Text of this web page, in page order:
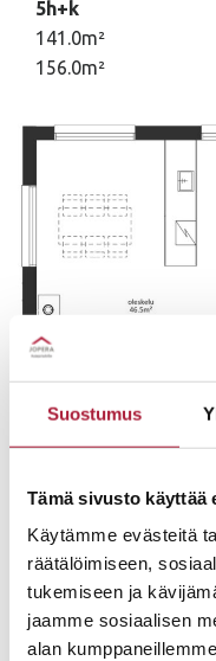
Suostumus
Tämä sivusto käyttää
Käytämme evästeitä
räätälöimiseen,
tukemiseen ja
jaamme sosiaalisen
alan
5h+k
141.0m²
156.0m²